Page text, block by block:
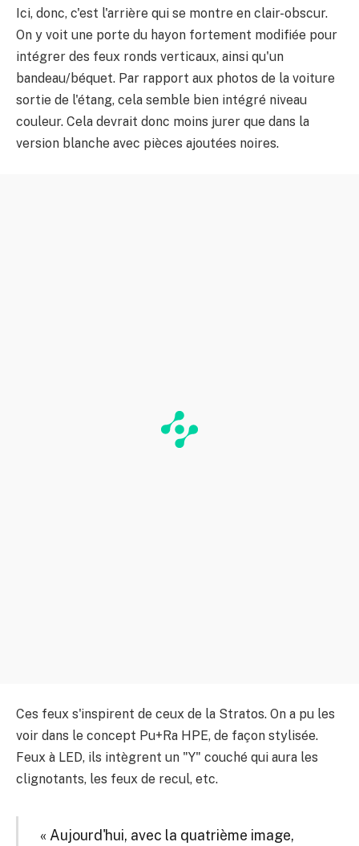
Ici, donc, c'est l'arrière qui se montre en clair-obscur.
On y voit une porte du hayon fortement modifiée pour
intégrer des feux ronds verticaux, ainsi qu'un
bandeau/béquet. Par rapport aux photos de la voiture
sortie de l'étang, cela semble bien intégré niveau
couleur. Cela devrait donc moins jurer que dans la
version blanche avec pièces ajoutées noires.
Ces feux s'inspirent de ceux de la Stratos. On a pu les
voir dans le concept Pu+Ra HPE, de façon stylisée.
Feux à LED, ils intègrent un "Y" couché qui aura les
clignotants, les feux de recul, etc.
« Aujourd'hui, avec la quatrième image,